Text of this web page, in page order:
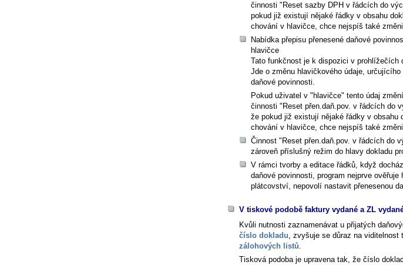
činnosti "Reset sazby DPH v řádcích do
pokud již existují nějaké řádky v obsahu
chování v hlavičce, chce nejspíš také
Nabídka přepisu přenesené daňové
hlavičce
Tato funkčnost je k dispozici v prohlížečích
Jde o změnu hlavičkového údaje,
daňové povinnosti.
Pokud uživatel v "hlavičce" tento údaj
činnosti "Reset přen.daň.pov. v řádcích do
že pokud již existují nějaké řádky v
chování v hlavičce, chce nejspíš také
Činnost "Reset přen.daň.pov. v řádcích do
zároveň příslušný režim do hlavy dokladu
V rámci tvorby a editace řádků, když
daňové povinnosti, program nejprve
plátcovství, nepovolí nastavit přenesenou
V tiskové podobě faktury vydané a ZL
Kvůli nutnosti zaznamenávat u přijatých
číslo dokladu, zvyšuje se důraz na viditelnost
zálohových listů.
Tisková podoba je upravena tak, že číslo